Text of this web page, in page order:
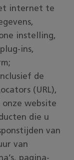
internet te
instelling,
ins,
de
(URL),
onze website
die u
van
van
pagina-